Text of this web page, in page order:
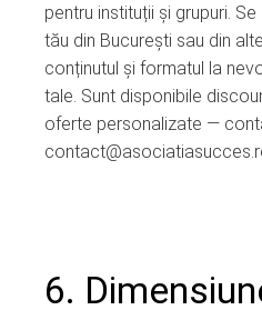
pentru instituții și grupuri.
tău din București sau din
conținutul și formatul la
tale. Sunt disponibile
oferte personalizate —
6.